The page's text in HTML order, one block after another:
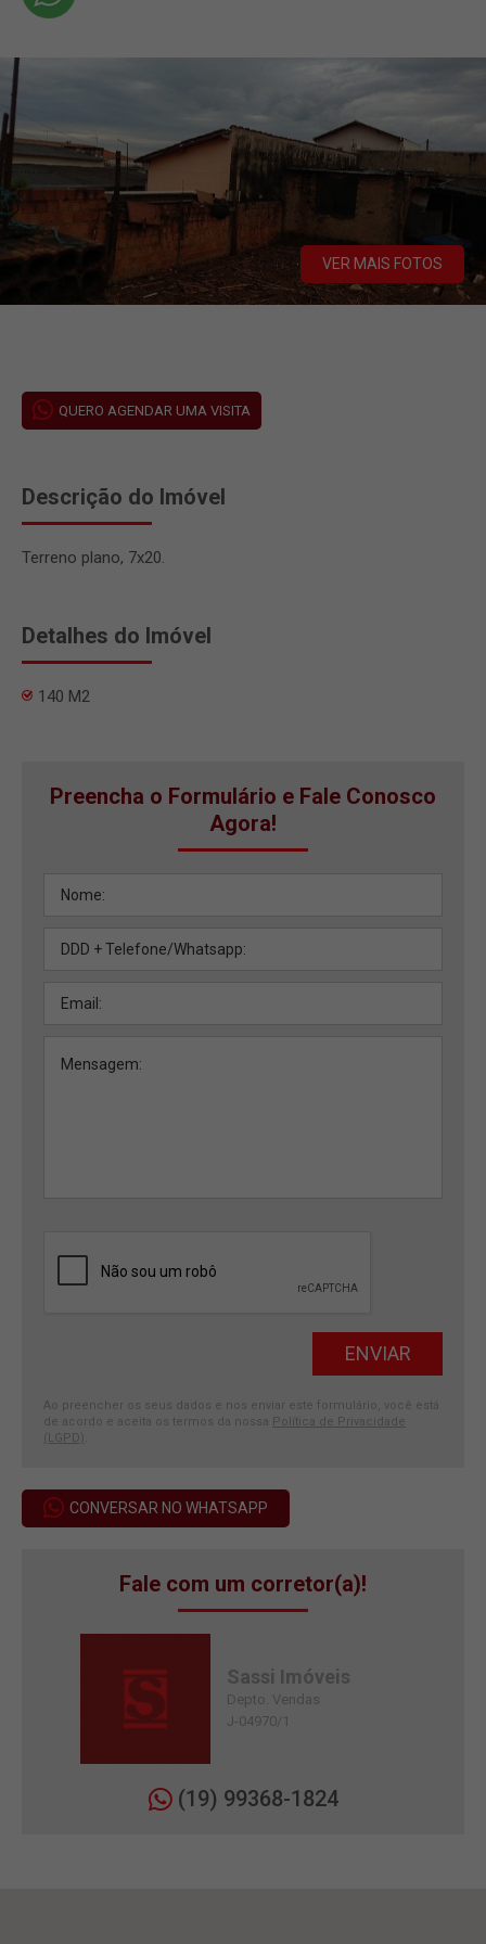
VER MAIS FOTOS
QUERO AGENDAR UMA VISITA
Descrição do Imóvel
Terreno plano, 7x20.
Detalhes do Imóvel
140 M2
Preencha o Formulário e Fale Conosco
Agora!
Ao preencher os seus dados e nos enviar este formulário, você está
de acordo e aceita os termos da nossa
Política de Privacidade
(LGPD)
CONVERSAR NO WHATSAPP
Fale com um corretor(a)!
Sassi Imóveis
Depto. Vendas
J-04970/1
(19) 99368-1824